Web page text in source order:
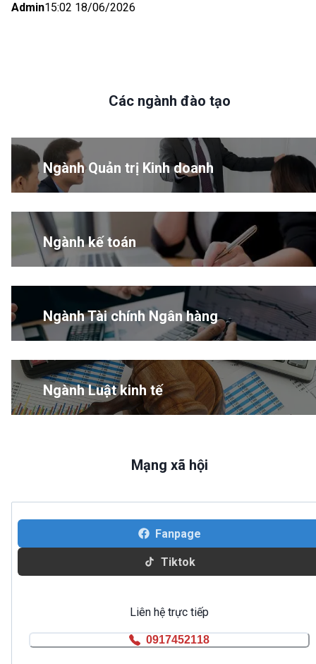
Admin15:02 18/06/2026
Các ngành đào tạo
Ngành Quản trị Kinh doanh
Ngành kế toán
Ngành Tài chính Ngân hàng
Ngành Luật kinh tế
Mạng xã hội
Fanpage
Tiktok
Liên hệ trực tiếp
0917452118